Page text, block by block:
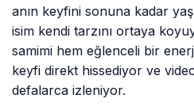
anın keyfini sonuna kadar
isim kendi tarzını ortaya
samimi hem eğlenceli bir
keyfi direkt hissediyor ve
defalarca izleniyor.